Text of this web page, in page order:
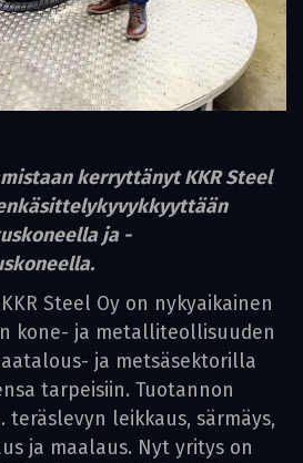
kerryttänyt KKR Steel
ja -
Steel Oy on nykyaikainen
kone- ja metalliteollisuuden
ja metsäsektorilla
tarpeisiin. Tuotannon
teräslevyn leikkaus, särmäys,
ja maalaus. Nyt yritys on